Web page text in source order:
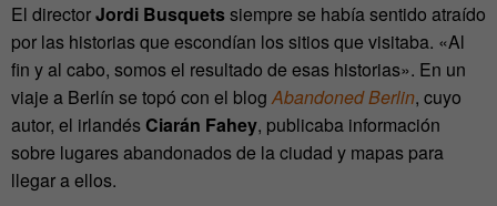
El directorJordi Busquetssiempre se había sentido atraído
por las historias que escondían los sitios que visitaba. «Al
fin y al cabo, somos el resultado de esas historias». En un
viaje a Berlín se topó con el blogAbandoned Berlin, cuyo
autor, el irlandésCiarán Fahey, publicaba información
sobre lugares abandonados de la ciudad y mapas para
llegar a ellos.